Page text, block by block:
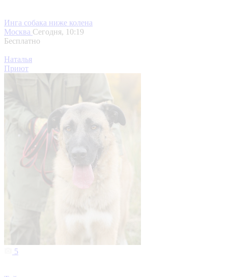
Инга собака ниже колена
Москва Сегодня, 10:19
Бесплатно
Наталья
Приют
5